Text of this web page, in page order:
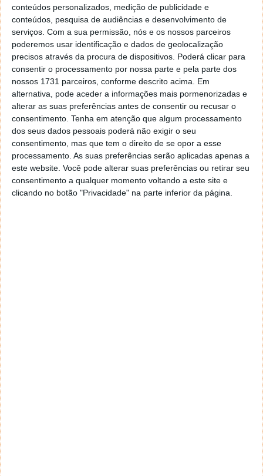
conteúdos personalizados, medição de publicidade e
conteúdos, pesquisa de audiências e desenvolvimento de
serviços. Com a sua permissão, nós e os nossos parceiros
poderemos usar identificação e dados de geolocalização
precisos através da procura de dispositivos. Poderá clicar para
consentir o processamento por nossa parte e pela parte dos
nossos 1731 parceiros, conforme descrito acima. Em
alternativa, pode aceder a informações mais pormenorizadas e
alterar as suas preferências antes de consentir ou recusar o
consentimento. Tenha em atenção que algum processamento
dos seus dados pessoais poderá não exigir o seu
consentimento, mas que tem o direito de se opor a esse
processamento. As suas preferências serão aplicadas apenas a
este website. Você pode alterar suas preferências ou retirar seu
consentimento a qualquer momento voltando a este site e
clicando no botão "Privacidade" na parte inferior da página.
Viajar para locais que se desconhece implica uma
atenção redobrada à segurança dos bens pessoais.
Com esse objetivo em mente, um dispositivo portátil
que informe sobre a localização da sua mala, do seu
smartphone, da sua câmara fotográfica, ou até das